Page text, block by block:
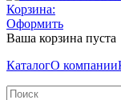
Корзина:
Оформить
Ваша корзина пуста
КаталогО компании